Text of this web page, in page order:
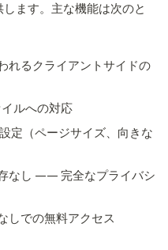
ます。主な機能は次のと
れるクライアントサイドの
ルへの対応
定（ページサイズ、向きな
なし —— 完全なプライバシ
しでの無料アクセス